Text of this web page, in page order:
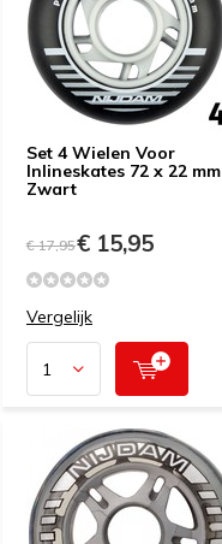
Set 4 Wielen Voor
Inlineskates 72 x 22 mm
Zwart
€ 17,95€ 15,95
Vergelijk